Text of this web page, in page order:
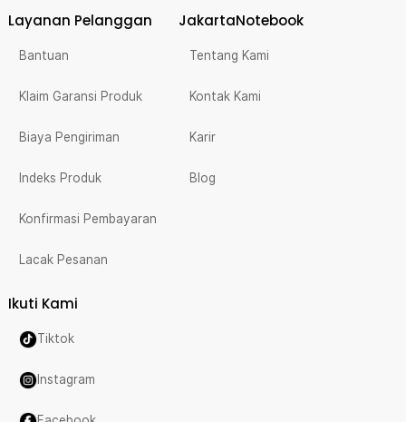
Layanan Pelanggan
Bantuan
Klaim Garansi Produk
Biaya Pengiriman
Indeks Produk
Konfirmasi Pembayaran
Lacak Pesanan
JakartaNotebook
Tentang Kami
Kontak Kami
Karir
Blog
Ikuti Kami
Tiktok
Instagram